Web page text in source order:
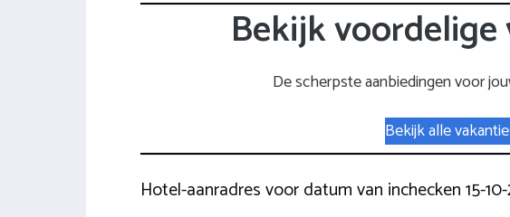
Bekijk
De scherpste aanbiedingen voor
Bekijk alle
Hotel-aanradres voor datum van inchecken 15-